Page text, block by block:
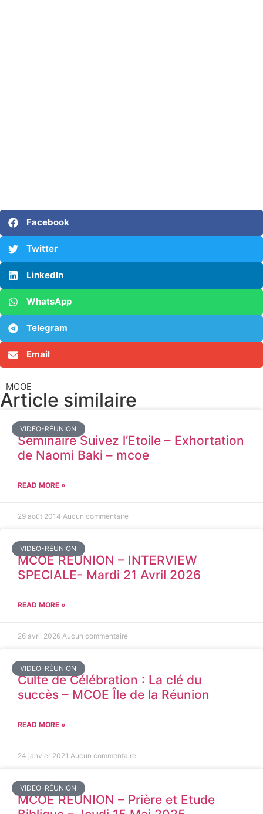
Facebook
Twitter
LinkedIn
WhatsApp
Telegram
Email
MCOE
Article similaire​
VIDEO-RÉUNION
Séminaire Suivez l’Etoile – Exhortation
de Naomi Baki – mcoe
READ MORE »
29 août 2014 Aucun commentaire
VIDEO-RÉUNION
MCOE REUNION – INTERVIEW
SPECIALE- Mardi 21 Avril 2026
READ MORE »
26 avril 2026 Aucun commentaire
VIDEO-RÉUNION
Culte de Célébration : La clé du
succès – MCOE Île de la Réunion
READ MORE »
24 janvier 2021 Aucun commentaire
VIDEO-RÉUNION
MCOE REUNION – Prière et Etude